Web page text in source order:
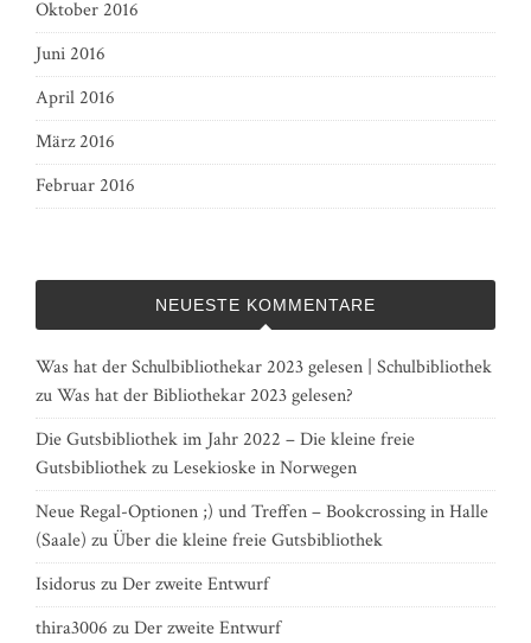
Oktober 2016
Juni 2016
April 2016
März 2016
Februar 2016
NEUESTE KOMMENTARE
Was hat der Schulbibliothekar 2023 gelesen | Schulbibliothek
zuWas hat der Bibliothekar 2023 gelesen?
Die Gutsbibliothek im Jahr 2022 – Die kleine freie
GutsbibliothekzuLesekioske in Norwegen
Neue Regal-Optionen ;) und Treffen – Bookcrossing in Halle
(Saale) zuÜber die kleine freie Gutsbibliothek
Isidorus zuDer zweite Entwurf
thira3006 zuDer zweite Entwurf